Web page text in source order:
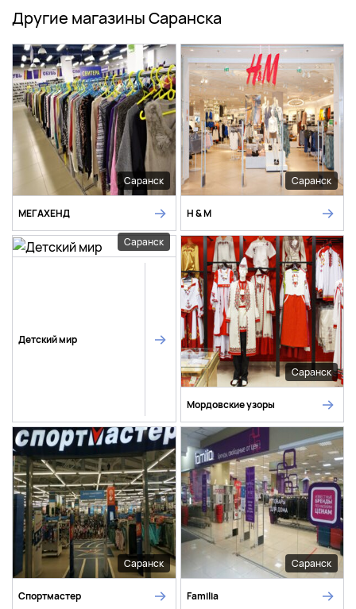
Другие магазины Саранска
Саранск
МЕГАХЕНД
Саранск
H & M
Саранск
Детский мир
Саранск
Мордовские узоры
Саранск
Спортмастер
Саранск
Familia